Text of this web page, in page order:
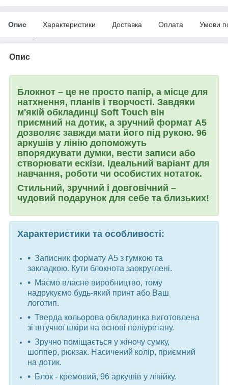
Опис Характеристики Доставка Оплата Умови
Опис
Блокнот – це не просто папір, а місце для
натхнення, планів і творчості. Завдяки
м'якій обкладинці Soft Touch він
приємний на дотик, а зручний формат A5
дозволяє завжди мати його під рукою. 96
аркушів у лінію допоможуть
впорядкувати думки, вести записи або
створювати ескізи. Ідеальний варіант для
навчання, роботи чи особистих нотаток.
Стильний, зручний і довговічний –
чудовий подарунок для себе та близьких!
Характеристики та особливості:
Записник формату А5 з гумкою та
закладкою. Кути блокнота заокруглені.
Маємо власне виробництво, тому
надрукуємо будь-який принт або Ваш
логотип.
Тверда кольорова обкладинка виготовлена
зі штучної шкіри на основі поліуретану.
Зручно поміщається у жіночу сумку,
шоппер, рюкзак. Насичений колір, приємний
на дотик.
Блок - кремовий, 96 аркушів у лінійку.